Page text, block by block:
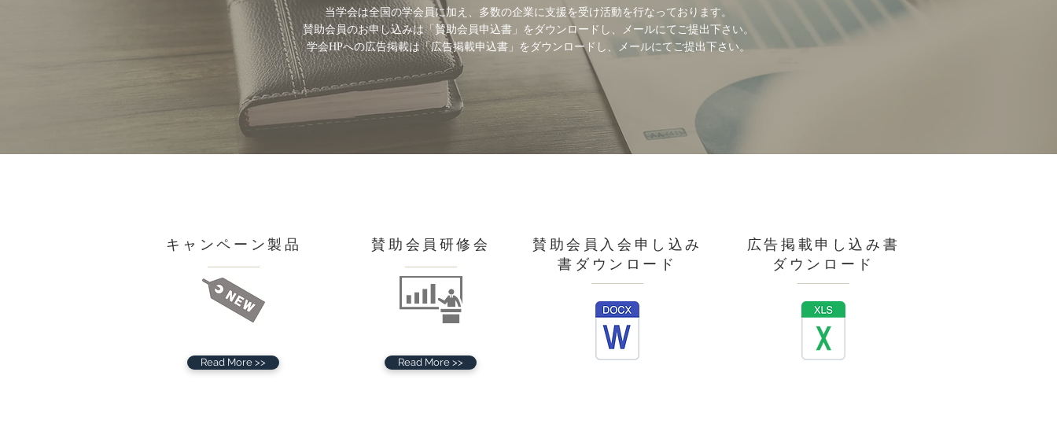
当学会は全国の学会員に加え、多数の企業に支援を受け活動を行なっております。
賛助会員のお申し込みは「賛助会員申込書」をダウンロードし、メールにてご提出下さい。
学会HPへの広告掲載は「広告掲載申込書」をダウンロードし、メールにてご提出下さい。
キャンペーン製品
Read More >>
賛助会員研修会
Read More >>
賛助会員入会申し込み
書 ​ダウンロード
広告掲載申し込み書
​ダウンロード